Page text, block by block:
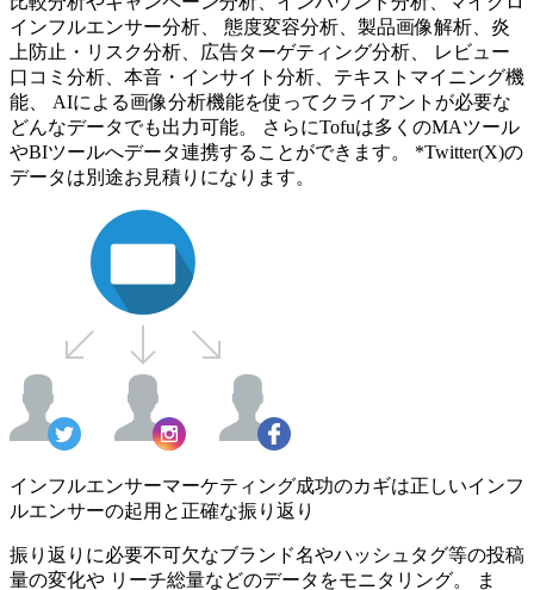
インフルエンサー分析、 態度変容分析、製品画像解析、炎
上防止・リスク分析、広告ターゲティング分析、 レビュー
口コミ分析、本音・インサイト分析、テキストマイニング機
能、 AIによる画像分析機能を使ってクライアントが必要な
どんなデータでも出力可能。 さらにTofuは多くのMAツール
やBIツールへデータ連携することができます。 *Twitter(X)の
データは別途お見積りになります。
インフルエンサーマーケティング成功のカギは正しいインフ
ルエンサーの起用と正確な振り返り
振り返りに必要不可欠なブランド名やハッシュタグ等の投稿
量の変化や リーチ総量などのデータをモニタリング。 ま